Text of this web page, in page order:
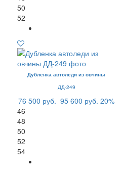
50
52
Дубленка автоледи из овчины
ДД-249
76 500 руб. 95 600 руб. 20%
46
48
50
52
54